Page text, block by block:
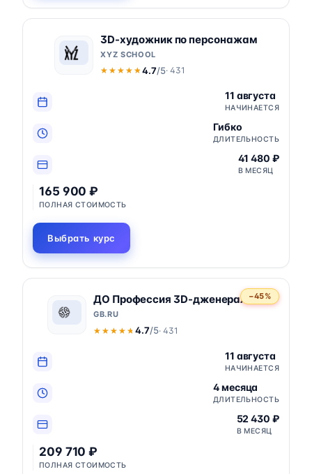
3D-художник по персонажам
XYZ SCHOOL
★★★★★
★★★★★4.7/5· 431
11 августа
НАЧИНАЕТСЯ
Гибко
ДЛИТЕЛЬНОСТЬ
41 480 ₽
В МЕСЯЦ
165 900 ₽
ПОЛНАЯ СТОИМОСТЬ
Выбрать курс
−45%
ДО Профессия 3D-дженералист
GB.RU
★★★★★
★★★★★ 4.7/5· 431
11 августа
НАЧИНАЕТСЯ
4 месяца
ДЛИТЕЛЬНОСТЬ
52 430 ₽
В МЕСЯЦ
209 710 ₽
ПОЛНАЯ СТОИМОСТЬ